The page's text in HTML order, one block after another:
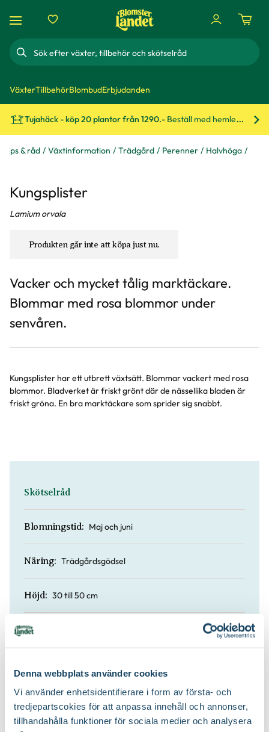
Denna webbplats använder cookies
Vi använder enhetsidentifierare i form av första- och
tredjepartscokies för att anpassa innehåll och annonser,
tillhandahålla funktioner för sociala medier och analysera
Sök
VäxterTillbehörBlombudErbjudanden
Tujahäck - köp 20 plantor från 1290.- Beställ med hemleverans!
Tips & råd Växtinformation Trädgård Perenner Halvhöga
Kungsplister
Lamium orvala
Produkten går inte att köpa just nu.
Vacker och mycket tålig marktäckare.
Blommar med rosa blommor under
senvåren.
Kungsplister har ett utbrett växtsätt. Blommar vackert med rosa
blommor. Bladverket är friskt grönt där de nässellika bladen är
friskt gröna. En bra marktäckare som sprider sig snabbt.
Skötselråd
Blomningstid: Maj och juni
Näring: Trädgårdsgödsel
Höjd: 30 till 50 cm
Doft:
Jordprodukter: Planteringsjord